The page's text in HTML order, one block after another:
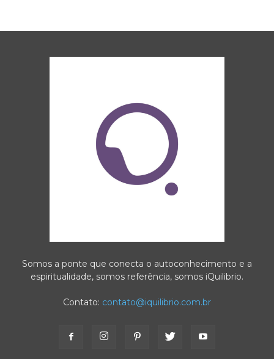
Somos a ponte que conecta o autoconhecimento e a
espiritualidade, somos referência, somos iQuilibrio.
Contato: contato@iquilibrio.com.br